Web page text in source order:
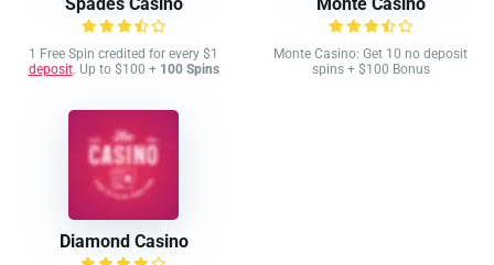
1 Free Spin credited for every $1
deposit. Up to $100 + 100 Spins
Monte Casino: Get 10 no deposit
spins + $100 Bonus
Diamond Casino